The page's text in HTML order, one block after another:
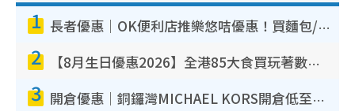
1 長者優惠｜OK便利店推樂悠咭優惠！買麵包/牛奶/保健品拍卡即減
2 【8月生日優惠2026】全港85大食買玩著數攻略 自助餐/火鍋放題同行免費＋誠品/DONKI送現金券
3 開倉優惠｜銅鑼灣MICHAEL KORS開倉低至17折！直擊$500起買手袋/銀包/鞋款 必買經典Jet Set系列